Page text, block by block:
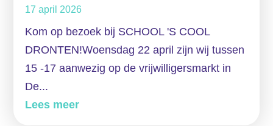
17 april 2026
Kom op bezoek bij SCHOOL 'S COOL
DRONTEN!Woensdag 22 april zijn wij tussen
15 -17 aanwezig op de vrijwilligersmarkt in
De...
Lees meer